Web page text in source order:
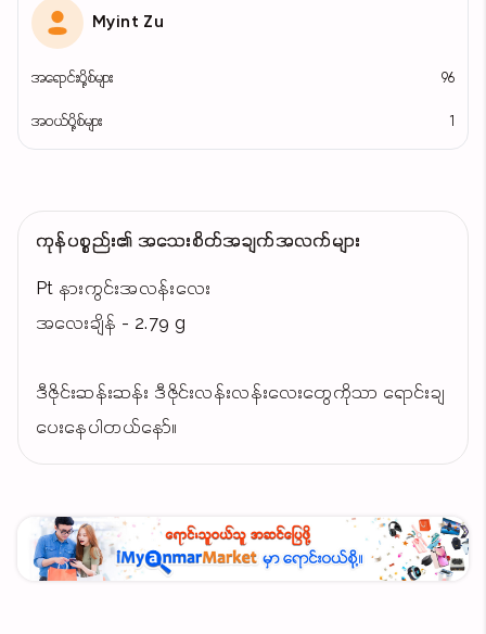
Myint Zu
အရောင်းပို့စ်များ 96
အဝယ်ပို့စ်များ
ကုန်ပစ္စည်း၏ အသေးစိတ်အချက်အလက်များ
Pt နားကွင်းအလန်းလေး
အလေးချိန် - 2.79 g
ဒီဇိုင်းဆန်းဆန်း ဒီဇိုင်းလန်းလန်းလေးတွေကိုသာ ရောင်းချ
ပေးနေပါတယ်နော်။